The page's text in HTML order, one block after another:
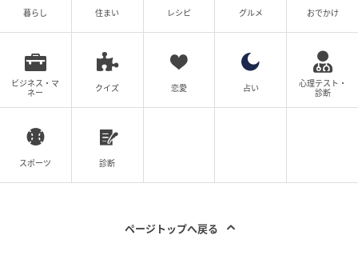
以上、4つのコツをお伝えしました。
湿気に負けない住環境に整えるために、気軽に試して
みてくださいね。
ライター：桐野由衣
建築関連分野の記事執筆・校正校閲・監修業務、企業
暮らし 住まい レシピ グルメ おでかけ
ビジネス・マ
ネー
クイズ 恋愛 占い
心理テスト・
診断
スポーツ 診断
ページトップへ戻る